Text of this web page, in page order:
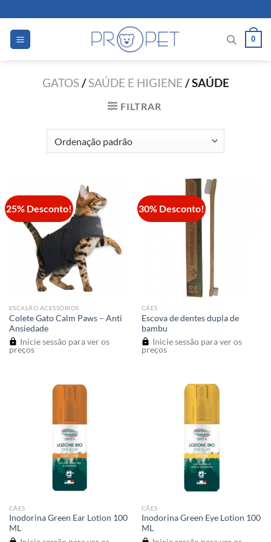
to
content
0
GATOS/SAÚDE E HIGIENE /SAÚDE
FILTRAR
25% Desconto!
ESCALÃO ACESSÓRIOS
Colete Gato Calm Paws – Anti
Ansiedade
Inicie sessão para ver os
preços
30% Desconto!
CÃES
Escova de dentes dupla de
bambu
Inicie sessão para ver os
preços
CÃES
Inodorina Green Ear Lotion 100
ML
CÃES
Inodorina Green Eye Lotion 100
ML